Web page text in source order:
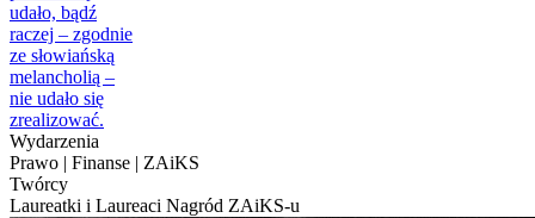
udało, bądź
raczej – zgodnie
ze słowiańską
melancholią –
nie udało się
zrealizować.
Wydarzenia
Prawo | Finanse | ZAiKS
Twórcy
Laureatki i Laureaci Nagród ZAiKS-u